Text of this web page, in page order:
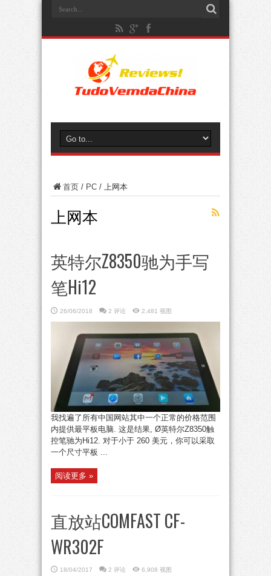
首页 / PC / 上网本
上网本
英特尔Z8350驰为手写
笔Hi12
26/06/2018 2 评论 2,481 视图
我找遍了所有中国网站其中一个正常的价格范围
内提供最平板电脑. 这是结果, Ø英特尔Z8350触
控笔驰为Hi12. 对于小于 260 美元，你可以采取
一个尺寸平板 ...
阅读更多 »
直放站COMFAST CF-
WR302F
18/04/2017 2 评论 6,908 视图